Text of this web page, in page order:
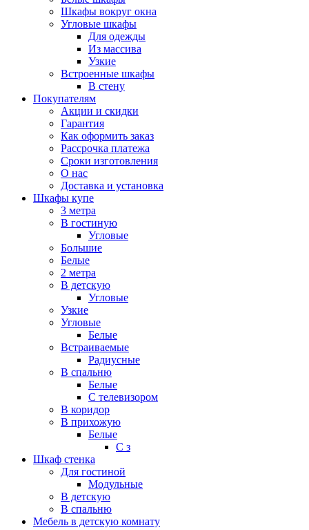
Шкафы вокруг окна
Угловые шкафы
Для одежды
Из массива
Узкие
Встроенные шкафы
В стену
Покупателям
Акции и скидки
Гарантия
Как оформить заказ
Рассрочка платежа
Сроки изготовления
О нас
Доставка и установка
Шкафы купе
3 метра
В гостиную
Угловые
Большие
Белые
2 метра
В детскую
Угловые
Узкие
Угловые
Белые
Встраиваемые
Радиусные
В спальню
Белые
С телевизором
В коридор
В прихожую
Белые
С з
Шкаф стенка
Для гостиной
Модульные
В детскую
В спальню
Мебель в детскую комнату